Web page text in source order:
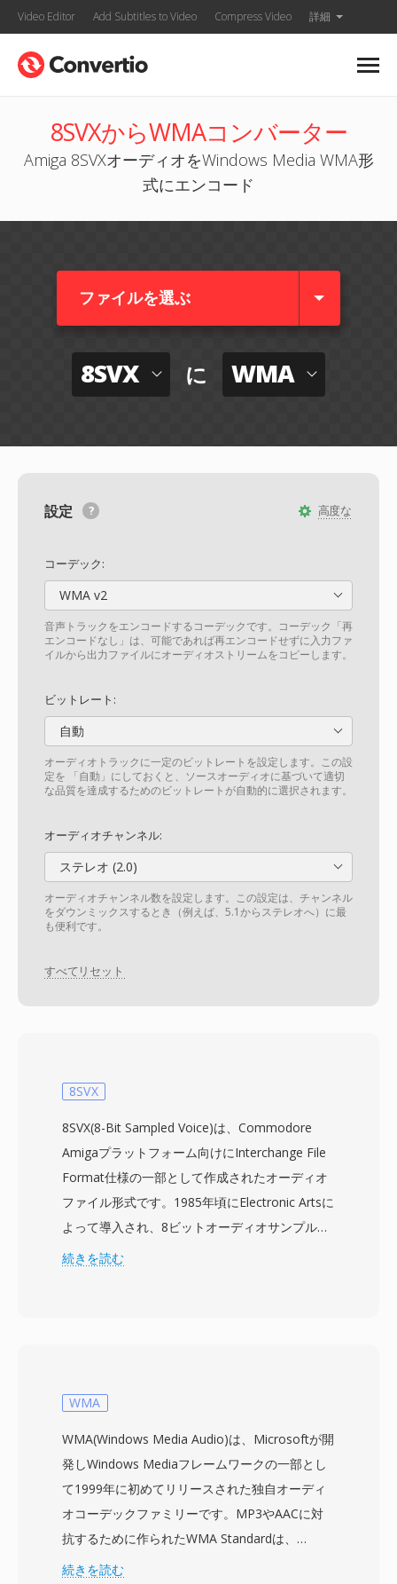
Video Editor Add Subtitles to Video Compress Video 詳細
8SVXからWMAコンバーター
Amiga 8SVXオーディオをWindows Media WMA形
式にエンコード
ファイルを選ぶ
8SVX に WMA
高度な
設定
コーデック:
WMA v2
音声トラックをエンコードするコーデックです。コーデック「再
エンコードなし」は、可能であれば再エンコードせずに入力ファ
イルから出力ファイルにオーディオストリームをコピーします。
ビットレート:
自動
オーディオトラックに一定のビットレートを設定します。この設
定を 「自動」にしておくと、ソースオーディオに基づいて適切
な品質を達成するためのビットレートが自動的に選択されます。
オーディオチャンネル:
ステレオ (2.0)
オーディオチャンネル数を設定します。この設定は、チャンネル
をダウンミックスするとき（例えば、5.1からステレオへ）に最
も便利です。
すべてリセット
8SVX
8SVX(8-Bit Sampled Voice)は、Commodore
Amigaプラットフォーム向けにInterchange File
Format仕様の一部として作成されたオーディオ
ファイル形式です。1985年頃にElectronic Artsに
よって導入され、8ビットオーディオサンプルを
オプションのFibonacciデルタ圧縮で保存し、フ
テム全体でゲームのサウンドエフェクトからトラ
で、あらゆる用途に使用されました。主な利点の
一つは、そのシンプルなチャンクベースのアーキ
テクチャです。最新のコンテナ形式と比較して、
解析や生成が非常に簡単です。もう一つの利点
は、単一ファイル内でワンショットサンプル、ル
ープ領域、マルチオクターブ楽器定義をネイティ
続きを読む
WMA
WMA(Windows Media Audio)は、Microsoftが開
発しWindows Mediaフレームワークの一部とし
て1999年に初めてリリースされた独自オーディ
オコーデックファミリーです。MP3やAACに対
抗するために作られたWMA Standardは、
Microsoftが64 kbpsという低いビットレートで
続きを読む